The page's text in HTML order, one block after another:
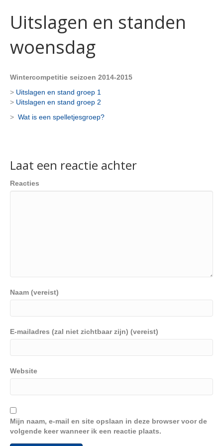
Uitslagen en standen
woensdag
Wintercompetitie seizoen 2014-2015
> Uitslagen en stand groep 1
> Uitslagen en stand groep 2
> Wat is een spelletjesgroep?
Laat een reactie achter
Reacties
Naam (vereist)
E-mailadres (zal niet zichtbaar zijn) (vereist)
Website
Mijn naam, e-mail en site opslaan in deze browser voor de
volgende keer wanneer ik een reactie plaats.